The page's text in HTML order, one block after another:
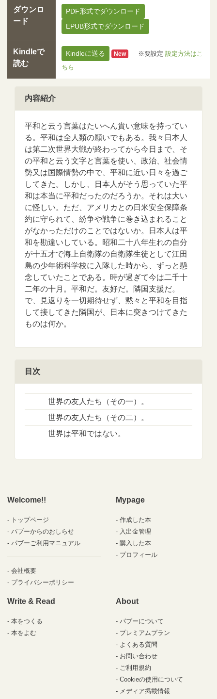
ダウンロ
ード
PDF形式でダウンロード
EPUB形式でダウンロード
Kindleで
読む
Kindleに送る New ※要設定 設定方法はこ
ちら
内容紹介
平和と云う言葉はたいへん貴い意味を持ってい
る。平和は全人類の願いでもある。我々日本人
は第二次世界大戦が終わってから今日まで、そ
の平和と云う文字と言葉を使い、政治、社会情
勢又は国際情勢の中で、平和に近い日々を過ご
してきた。しかし、日本人がそう思っていた平
和は本当に平和だったのだろうか。それは大い
に怪しい。ただ、アメリカとの日米安全保障条
約に守られて、紛争や戦争に巻き込まれること
がなかっただけのことではないか。日本人は平
和を勘違いしている。昭和二十八年生れの自分
が十五才で海上自衛隊の自衛隊生徒として江田
島の少年術科学校に入隊した時から、ずっと懸
念していたことである。時が過ぎて今は二千十
二年の十月。平和だ。友好だ。隣国支援だ。
で、見返りを一切期待せず、黙々と平和を目指
して接してきた隣国が、日本に突きつけてきた
ものは何か。
目次
世界の友人たち（その一）。
世界の友人たち（その二）。
世界は平和ではない。
Welcome!!
トップページ
パブーからのおしらせ
パブーご利用マニュアル
会社概要
プライバシーポリシー
Mypage
作成した本
入出金管理
購入した本
プロフィール
Write & Read
本をつくる
本をよむ
About
パブーについて
プレミアムプラン
よくある質問
お問い合わせ
ご利用規約
Cookieの使用について
メディア掲載情報